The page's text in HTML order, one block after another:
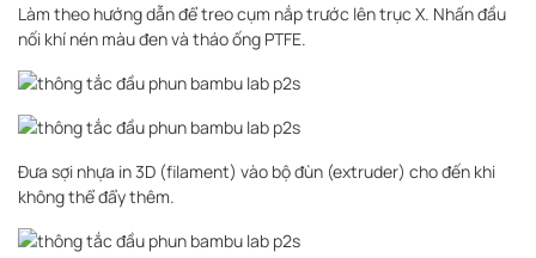
Làm theo hướng dẫn để treo cụm nắp trước lên trục X. Nhấn đầu
nối khí nén màu đen và tháo ống PTFE.
Đưa sợi nhựa in 3D (filament) vào bộ đùn (extruder) cho đến khi
không thể đẩy thêm.